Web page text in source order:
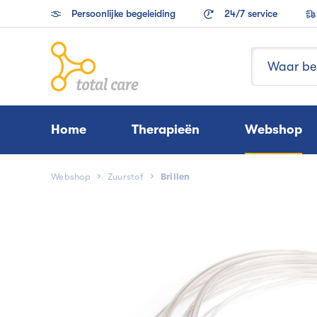
Persoonlijke begeleiding 24/7 service
Home Therapieën Webshop
Webshop Zuurstof Brillen